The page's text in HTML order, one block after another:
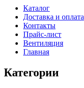
Каталог
Доставка и оплата
Контакты
Прайс-лист
Вентиляция
Главная
Категории